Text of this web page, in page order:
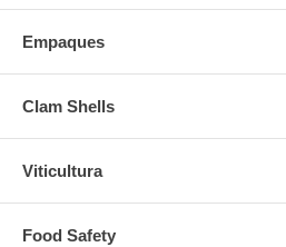
Empaques
Clam Shells
Viticultura
Food Safety